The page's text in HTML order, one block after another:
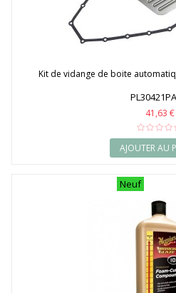
Kit de vidange de boite
41,63 €
AJOUTER AU
Neuf